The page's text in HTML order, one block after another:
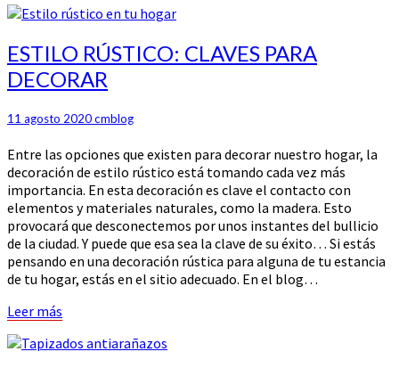
ESTILO
RÚSTICO:
CLAVES
DECORAR
ESTILO RÚSTICO: CLAVES PARA
DECORAR
11 agosto 2020cmblog
Entre las opciones que existen para decorar nuestro hogar, la
decoración de estilo rústico está tomando cada vez más
importancia. En esta decoración es clave el contacto con
elementos y materiales naturales, como la madera. Esto
provocará que desconectemos por unos instantes del bullicio
de la ciudad. Y puede que esa sea la clave de su éxito… Si estás
pensando en una decoración rústica para alguna de tu estancia
de tu hogar, estás en el sitio adecuado. En el blog…
Leer más